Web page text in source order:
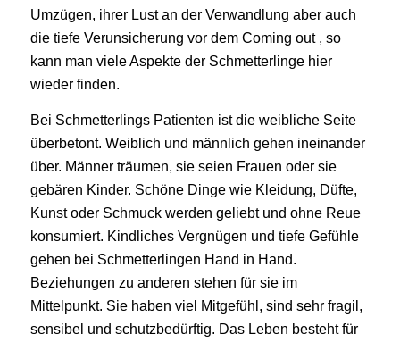
Umzügen, ihrer Lust an der Verwandlung aber auch
die tiefe Verunsicherung vor dem Coming out , so
kann man viele Aspekte der Schmetterlinge hier
wieder finden.
Bei Schmetterlings Patienten ist die weibliche Seite
überbetont. Weiblich und männlich gehen ineinander
über. Männer träumen, sie seien Frauen oder sie
gebären Kinder. Schöne Dinge wie Kleidung, Düfte,
Kunst oder Schmuck werden geliebt und ohne Reue
konsumiert. Kindliches Vergnügen und tiefe Gefühle
gehen bei Schmetterlingen Hand in Hand.
Beziehungen zu anderen stehen für sie im
Mittelpunkt. Sie haben viel Mitgefühl, sind sehr fragil,
sensibel und schutzbedürftig. Das Leben besteht für